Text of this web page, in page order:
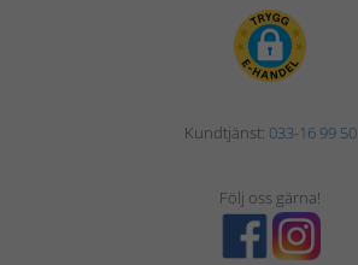
Kundtjänst: 033-16 99 50
Följ oss gärna!